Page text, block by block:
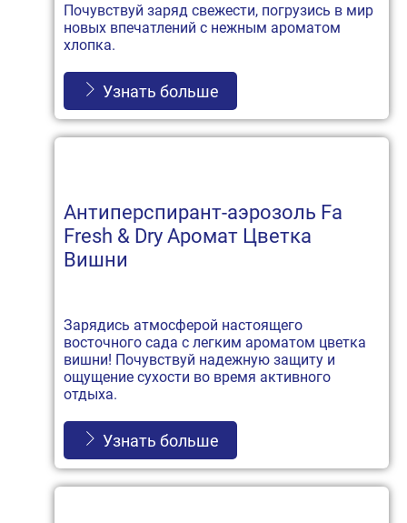
Почувствуй заряд свежести, погрузись в мир
новых впечатлений с нежным ароматом
хлопка.
Узнать больше
Антиперспирант-аэрозоль Fa
Fresh & Dry Аромат Цветка
Вишни
Зарядись атмосферой настоящего
восточного сада с легким ароматом цветка
вишни! Почувствуй надежную защиту и
ощущение сухости во время активного
отдыха.
Узнать больше